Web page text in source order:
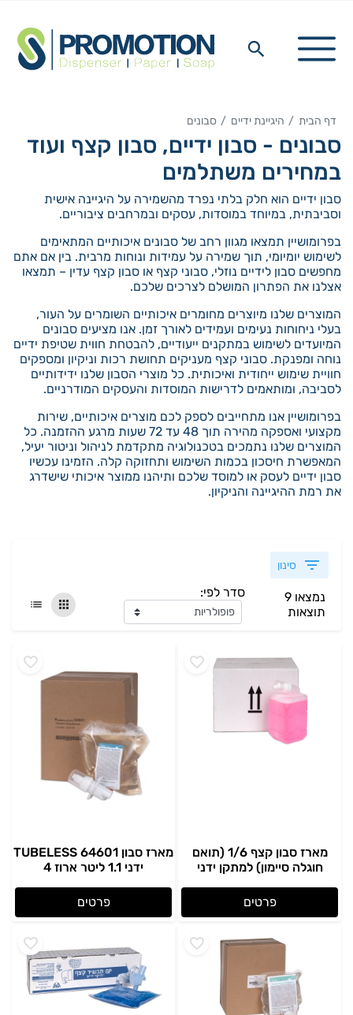
דף הבית היגיינת ידיים סבונים
סבונים - סבון ידיים, סבון קצף ועוד
במחירים משתלמים
סבון ידיים הוא חלק בלתי נפרד מהשמירה על היגיינה אישית
וסביבתית, במיוחד במוסדות, עסקים ובמרחבים ציבוריים.
בפרומושיין תמצאו מגוון רחב של סבונים איכותיים המתאימים
לשימוש יומיומי, תוך שמירה על עמידות ונוחות מרבית. בין אם אתם
מחפשים סבון לידיים נוזלי, סבוני קצף או סבון קצף עדין – תמצאו
אצלנו את הפתרון המושלם לצרכים שלכם.
המוצרים שלנו מיוצרים מחומרים איכותיים השומרים על העור,
בעלי ניחוחות נעימים ועמידים לאורך זמן. אנו מציעים סבונים
המיועדים לשימוש במתקנים ייעודיים, להבטחת חווית שטיפת ידיים
נוחה ומפנקת. סבוני קצף מעניקים תחושת רכות וניקיון ומספקים
חוויית שימוש ייחודית ואיכותית. כל מוצרי הסבון שלנו ידידותיים
לסביבה, ומותאמים לדרישות המוסדות והעסקים המודרניים.
בפרומושיין אנו מתחייבים לספק לכם מוצרים איכותיים, שירות
מקצועי ואספקה מהירה תוך 48 עד 72 שעות מרגע ההזמנה. כל
המוצרים שלנו נתמכים בטכנולוגיה מתקדמת לניהול וניטור יעיל,
המאפשרת חיסכון בכמות השימוש ותחזוקה קלה. הזמינו עכשיו
סבון ידיים לעסק או למוסד שלכם ותיהנו ממוצר איכותי שישדרג
את רמת ההיגיינה והניקיון.
סינון
נמצאו 9
תוצאות
סדר לפי:
מארז סבון קצף 1/6 (תואם
חוגלה סיימון) למתקן ידני
פרטים
מארז סבון TUBELESS 64601
ידני 1.1 ליטר ארוז 4
פרטים